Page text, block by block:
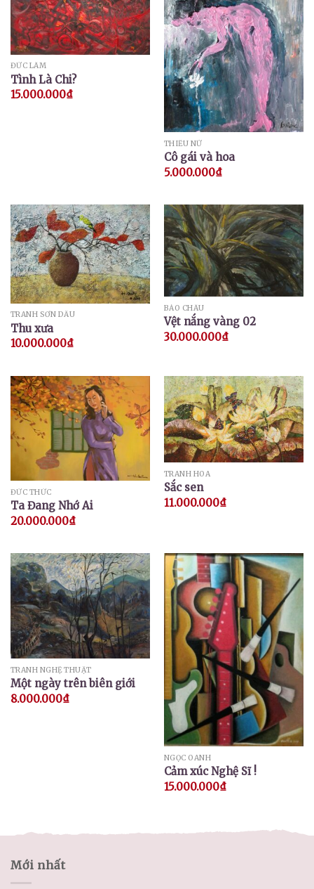
ĐỨC LÂM
Tình Là Chi?
15.000.000₫
THIẾU NỮ
Cô gái và hoa
5.000.000₫
TRANH SƠN DẦU
Thu xưa
10.000.000₫
BẢO CHÂU
Vệt nắng vàng 02
30.000.000₫
ĐỨC THỨC
Ta Đang Nhớ Ai
20.000.000₫
TRANH HOA
Sắc sen
11.000.000₫
TRANH NGHỆ THUẬT
Một ngày trên biên giới
8.000.000₫
NGỌC OANH
Cảm xúc Nghệ Sĩ !
15.000.000₫
Mới nhất